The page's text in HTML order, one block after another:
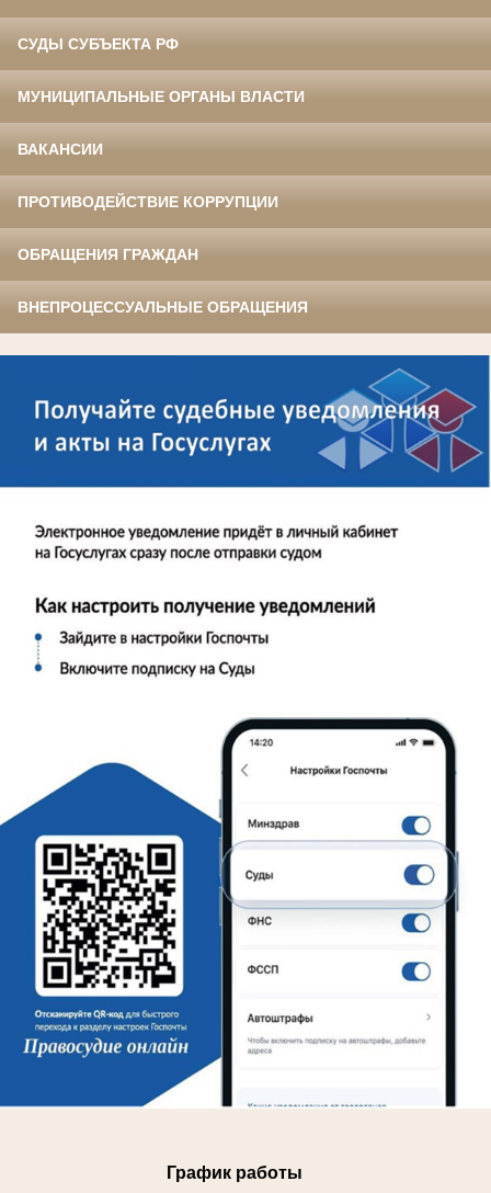
СУДЫ СУБЪЕКТА РФ
МУНИЦИПАЛЬНЫЕ ОРГАНЫ ВЛАСТИ
ВАКАНСИИ
ПРОТИВОДЕЙСТВИЕ КОРРУПЦИИ
ОБРАЩЕНИЯ ГРАЖДАН
ВНЕПРОЦЕССУАЛЬНЫЕ ОБРАЩЕНИЯ
График работы